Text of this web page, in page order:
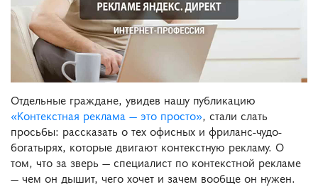
Отдельные граждане, увидев нашу публикацию
«Контекстная реклама — это просто», стали слать
просьбы: рассказать о тех офисных и фриланс-чудо-
богатырях, которые двигают контекстную рекламу. О
том, что за зверь — специалист по контекстной рекламе
— чем он дышит, чего хочет и зачем вообще он нужен.